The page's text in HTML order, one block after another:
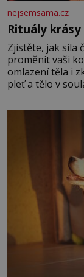
nejsemsama.cz
Rituály
Zjistěte, jak síla
proměnit vaši
omlazení těla i
pleť a tělo v
povaze, ale i v
Ženy narozené
nesou žár,